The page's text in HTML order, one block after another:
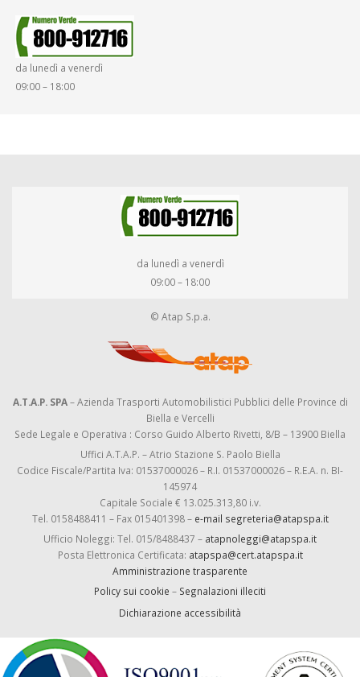
SMARRIMENTO OGGETTI
da lunedì a venerdì
09:00 – 18:00
da lunedì a venerdì
09:00 – 18:00
© Atap S.p.a.
A.T.A.P. SPA– Azienda Trasporti Automobilistici Pubblici delle Province di
Biella e Vercelli
Sede Legale e Operativa : Corso Guido Alberto Rivetti, 8/B – 13900 Biella
Uffici A.T.A.P. – Atrio Stazione S. Paolo Biella
Codice Fiscale/Partita Iva: 01537000026 – R.I. 01537000026 – R.E.A. n. BI-
145974
Capitale Sociale € 13.025.313,80 i.v.
Tel. 0158488411 – Fax 015401398 – e-mail segreteria@atapspa.it
Ufficio Noleggi: Tel. 015/8488437 – atapnoleggi@atapspa.it
Posta Elettronica Certificata: atapspa@cert.atapspa.it
Amministrazione trasparente
Policy sui cookie – Segnalazioni illeciti
Dichiarazione accessibilità